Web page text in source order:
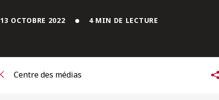
Réseau des anciens d’Osler
ENGLISH
13 OCTOBRE 2022 4 MIN DE LECTURE
Centre des médias